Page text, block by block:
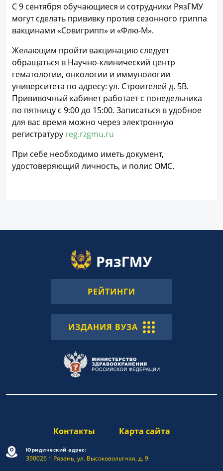
С 9 сентября обучающиеся и сотрудники РязГМУ
могут сделать прививку против сезонного гриппа
вакцинами «Совигрипп» и «Флю-М».
Желающим пройти вакцинацию следует
обращаться в Научно-клинический центр
гематологии, онкологии и иммунологии
университета по адресу: ул. Строителей д. 5В.
Прививочный кабинет работает с понедельника
по пятницу с 9:00 до 15:00. Записаться в удобное
для вас время можно через электронную
регистратуру reg.rzgmu.ru
При себе необходимо иметь документ,
удостоверяющий личность, и полис ОМС.
РЕЙТИНГИ
ИЗДАНИЯ ВУЗА
Контакты Карта сайта
Юридический адрес:
390026 г. Рязань, ул. Высоковольтная, д. 9